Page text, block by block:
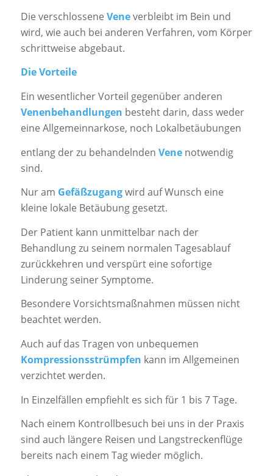
Die verschlossene Veneverbleibt im Bein und
wird, wie auch bei anderen Verfahren, vom Körper
schrittweise abgebaut.
Die Vorteile
Ein wesentlicher Vorteil gegenüber anderen
Venenbehandlungen besteht darin, dass weder
eine Allgemeinnarkose, noch Lokalbetäubungen
entlang der zu behandelnden Venenotwendig
sind.
Nur am Gefäßzugangwird auf Wunsch eine
kleine lokale Betäubung gesetzt.
Der Patient kann unmittelbar nach der
Behandlung zu seinem normalen Tagesablauf
zurückkehren und verspürt eine sofortige
Linderung seiner Symptome.
Besondere Vorsichtsmaßnahmen müssen nicht
beachtet werden.
Auch auf das Tragen von unbequemen
Kompressionsstrümpfen kann im Allgemeinen
verzichtet werden.
In Einzelfällen empfiehlt es sich für 1 bis 7 Tage.
Nach einem Kontrollbesuch bei uns in der Praxis
sind auch längere Reisen und Langstreckenflüge
bereits nach einem Tag wieder möglich.